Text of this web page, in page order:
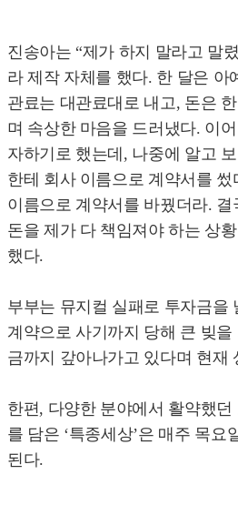
진송아는 “제가 하지 말라고 말
라 제작 자체를 했다. 한 달은 아
관료는 대관료대로 내고, 돈은
며 속상한 마음을 드러냈다. 이
자하기로 했는데, 나중에 알고
한테 회사 이름으로 계약서를 썼
이름으로 계약서를 바꿨더라. 결
돈을 제가 다 책임져야 하는 상
했다.
부부는 뮤지컬 실패로 투자금을
계약으로 사기까지 당해 큰 빚을
금까지 갚아나가고 있다며 현재
한편, 다양한 분야에서 활약했던
를 담은 ‘특종세상’은 매주 목요
된다.